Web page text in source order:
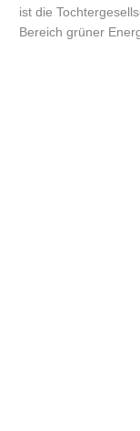
ist die
Bereich grüner